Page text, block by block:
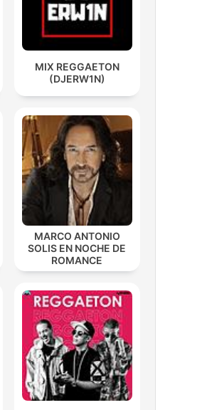
MIX REGGAETON
(DJERW1N)
MARCO ANTONIO
SOLIS EN NOCHE DE
ROMANCE